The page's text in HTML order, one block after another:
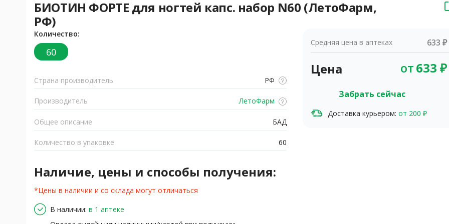
БИОТИН ФОРТЕ для ногтей капс. набор N60 (ЛетоФарм,
РФ)
Количество:
60
Страна производитель РФ
Производитель ЛетоФарм
Общее описание БАД
Количество в упаковке 60
Наличие, цены и способы получения:
*Цены в наличии и со склада могут отличаться
В наличии: в 1 аптеке
Средняя цена в аптеках 633 ₽
Цена от633 ₽
Забрать сейчас
Доставка курьером: от 200 ₽